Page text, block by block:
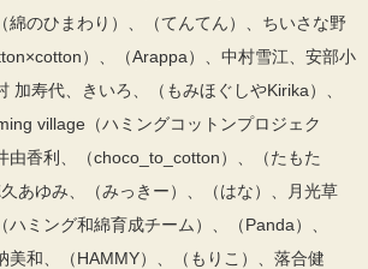
綿のひまわり）、（てんてん）、ちいさな野
）、（Arappa）、中村雪江、安部小
加寿代、きいろ、（もみほぐしやKirika）、
village（ハミングコットンプロジェク
由香利、（choco_to_cotton）、（たもた
あゆみ、（みっきー）、（はな）、月光草
ハミング和綿育成チーム）、（Panda）、
美和、（HAMMY）、（もりこ）、落合健